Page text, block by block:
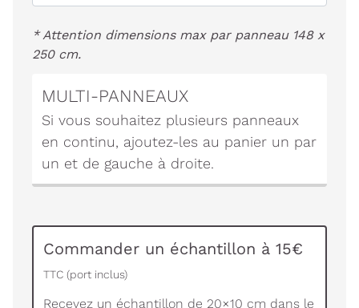
* Attention dimensions max par panneau 148 x
250 cm.
MULTI-PANNEAUX
Si vous souhaitez plusieurs panneaux
en continu, ajoutez-les au panier un par
un et de gauche à droite.
Commander un échantillon à 15€
TTC (port inclus)
Recevez un échantillon de 20×10 cm dans le